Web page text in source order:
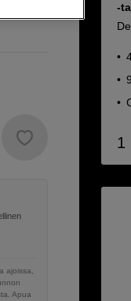
ajoissa,
Apua
-
1